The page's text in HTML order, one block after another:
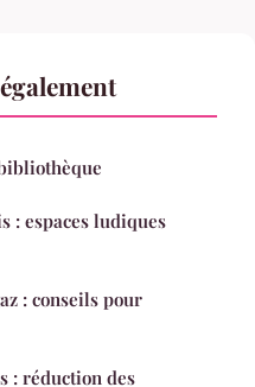
: espaces ludiques
: conseils pour
: réduction des